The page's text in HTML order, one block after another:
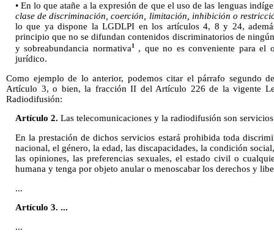
• En lo que atañe a la expresión de que el uso de las lenguas
clase de discriminación, coerción, limitación, inhibición o
lo que ya dispone la LGDLPI en los artículos 4, 8 y 24,
principio que no se difundan contenidos discriminatorios de
y sobreabundancia normativa1, que no es conveniente para el
jurídico.
Como ejemplo de lo anterior, podemos citar el párrafo segundo
Artículo 3, o bien, la fracción II del Artículo 226 de la vigente
Radiodifusión:
Artículo 2. Las telecomunicaciones y la radiodifusión son
En la prestación de dichos servicios estará prohibida toda
nacional, el género, la edad, las discapacidades, la condición
las opiniones, las preferencias sexuales, el estado civil o
humana y tenga por objeto anular o menoscabar los derechos y
...
Artículo 3. ...
...